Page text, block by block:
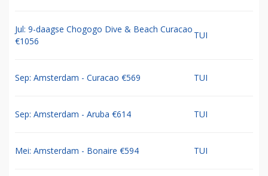
Jul: 9-daagse Chogogo Dive & Beach Curacao
€1056
TUI
Sep: Amsterdam - Curacao €569 TUI
Sep: Amsterdam - Aruba €614 TUI
Mei: Amsterdam - Bonaire €594 TUI